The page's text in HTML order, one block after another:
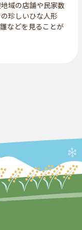
域の店舗や民家数
珍しいひな人形
などを見ることが